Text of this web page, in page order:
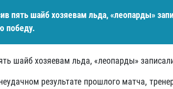
пять шайб хозяевам льда, «леопарды»
победу.
шайб хозяевам льда, «леопарды»
результате прошлого матча,